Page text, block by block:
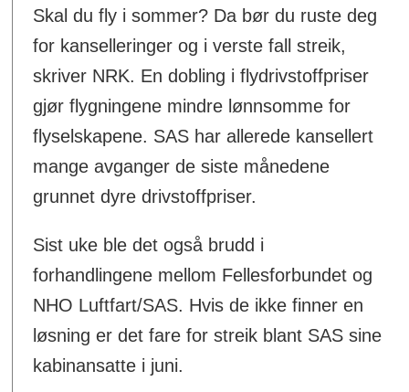
Skal du fly i sommer? Da bør du ruste deg
for kanselleringer og i verste fall streik,
skriver NRK. En dobling i flydrivstoffpriser
gjør flygningene mindre lønnsomme for
flyselskapene. SAS har allerede kansellert
mange avganger de siste månedene
grunnet dyre drivstoffpriser.
Sist uke ble det også brudd i
forhandlingene mellom Fellesforbundet og
NHO Luftfart/SAS. Hvis de ikke finner en
løsning er det fare for streik blant SAS sine
kabinansatte i juni.